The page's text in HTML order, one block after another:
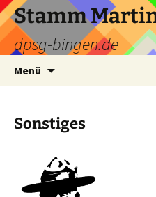
Zum
Inhalt
springen
Stamm
dpsg-bingen.de
Menü
Sonstiges